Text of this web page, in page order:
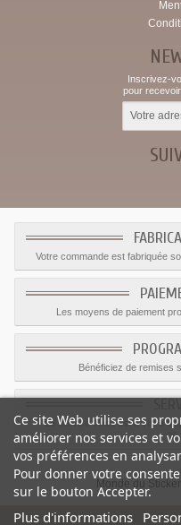
Inscrivez-
pour
Votre commande est fabriquée
Les moyens de paiement
Bénéficiez de remises
Le service client est a votre
Monde du Sticker
Ce site Web utilise ses
améliorer nos services et
vos préférences en
Pour donner votre
sur le bouton Accepter.
Plus d'informations